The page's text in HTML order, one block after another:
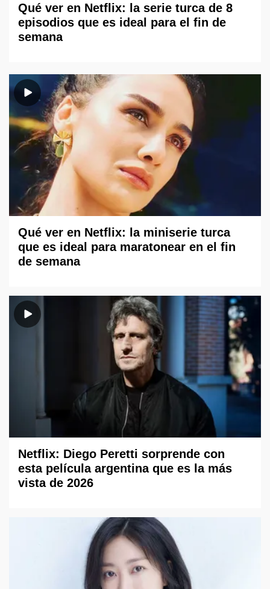
Qué ver en Netflix: la serie turca de 8
episodios que es ideal para el fin de
semana
Qué ver en Netflix: la miniserie turca
que es ideal para maratonear en el fin
de semana
Netflix: Diego Peretti sorprende con
esta película argentina que es la más
vista de 2026